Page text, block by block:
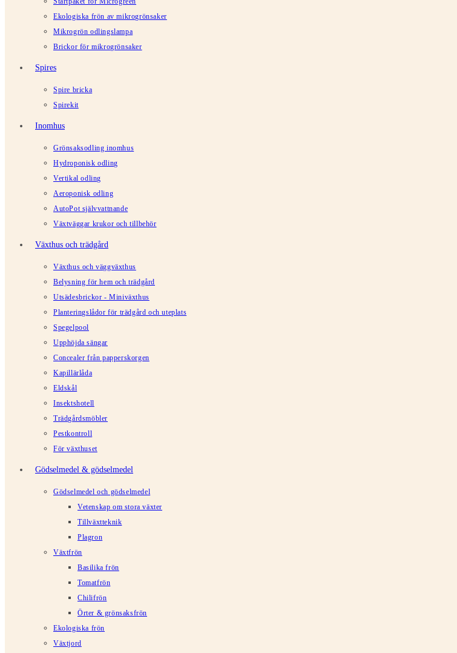
Ekologiska frön av mikrogrönsaker
Mikrogrön odlingslampa
Brickor för mikrogrönsaker
Spires
Spire bricka
Spirekit
Inomhus
Grönsaksodling inomhus
Hydroponisk odling
Vertikal odling
Aeroponisk odling
AutoPot självvattnande
Växtväggar krukor och tillbehör
Växthus och trädgård
Växthus och väggväxthus
Belysning för hem och trädgård
Utsädesbrickor - Miniväxthus
Planteringslådor för trädgård och uteplats
Spegelpool
Upphöjda sängar
Concealer från papperskorgen
Kapillärlåda
Eldskål
Insektshotell
Trädgårdsmöbler
Pestkontroll
För växthuset
Gödselmedel & gödselmedel
Gödselmedel och gödselmedel
Vetenskap om stora växter
Tillväxtteknik
Plagron
Växtfrön
Basilika frön
Tomatfrön
Chilifrön
Örter & grönsaksfrön
Ekologiska frön
Växtjord